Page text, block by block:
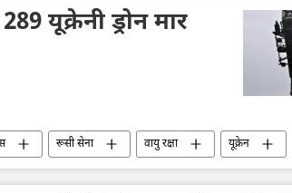
यूक्रेनी ड्रोन मार
रूसी सेना वायु रक्षा
यूक्रेन
राष्ट्रीय सुरक्षा